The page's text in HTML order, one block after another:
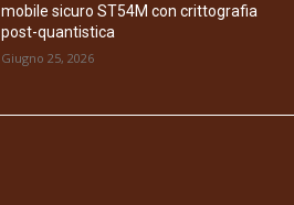
mobile sicuro ST54M con crittografia
post-quantistica
Giugno 25, 2026